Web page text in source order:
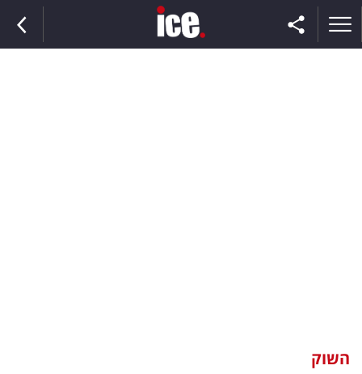
וצרכנות
השוק